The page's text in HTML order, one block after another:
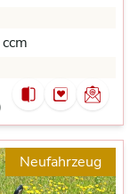
Neufahrzeug